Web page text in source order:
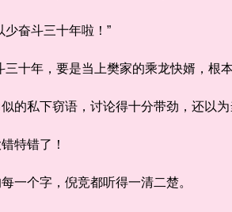
奋斗三十年啦！”
十年，要是当上樊家的乘龙快婿，根
私下窃语，讨论得十分带劲，还以为
特错了！
个字，倪竞都听得一清二楚。